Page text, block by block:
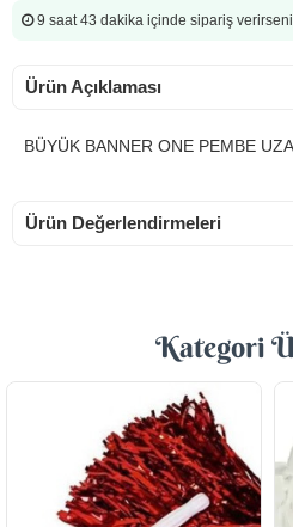
9 saat 43 dakika içinde sipariş
Ürün Açıklaması
BÜYÜK BANNER ONE PEMBE
Ürün Değerlendirmeleri
Kategori